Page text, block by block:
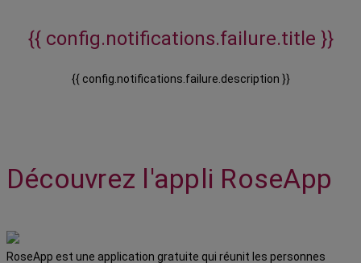
{{ config.notifications.failure.title }}
{{ config.notifications.failure.description }}
Découvrez l'appli RoseApp
RoseApp est une application gratuite qui réunit les personnes